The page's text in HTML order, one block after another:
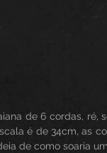
de 6 cordas, ré,
é de 34cm, as
de como soaria